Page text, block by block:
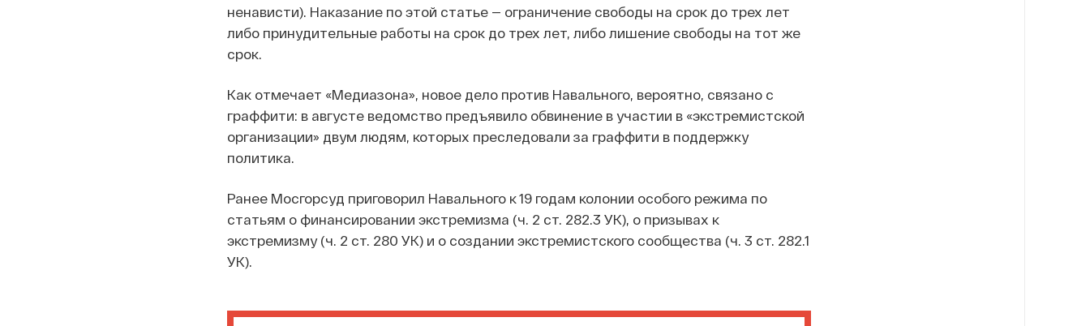
ненависти). Наказание по этой статье — ограничение свободы на срок до трех лет
либо принудительные работы на срок до трех лет, либо лишение свободы на тот же
срок.
Как отмечает «Медиазона», новое дело против Навального, вероятно, связано с
граффити: в августе ведомство предъявило обвинение в участии в «экстремистской
организации» двум людям, которых преследовали за граффити в поддержку
политика.
Ранее Мосгорсуд приговорил Навального к 19 годам колонии особого режима по
статьям о финансировании экстремизма (ч. 2 ст. 282.3 УК), о призывах к
экстремизму (ч. 2 ст. 280 УК) и о создании экстремистского сообщества (ч. 3 ст. 282.1
УК).